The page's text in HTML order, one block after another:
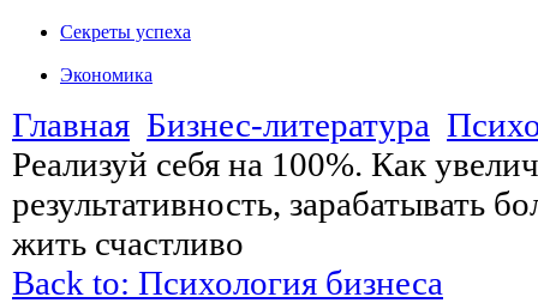
Секреты успеха
Экономика
Главная Бизнес-литература
Реализуй себя на 100%. Как
результативность, зарабатывать
жить счастливо
Back to: Психология бизнеса